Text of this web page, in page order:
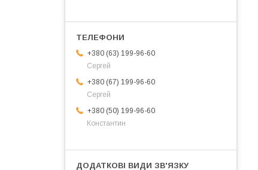
+380 (63) 199-96-60
Сергей
+380 (67) 199-96-60
Сергей
+380 (50) 199-96-60
Константин